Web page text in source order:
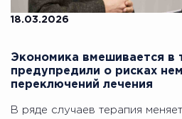
18.03.2026
Экономика вмешивается в
предупредили о рисках
переключений лечения
В ряде случаев терапия